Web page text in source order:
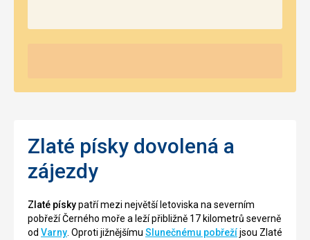
Zlaté písky dovolená a
zájezdy
Zlaté pískypatří mezi největší letoviska na severním
pobřeží Černého moře a leží přibližně 17 kilometrů severně
od Varny . Oproti jižnějšímu Slunečnému pobřežíjsou Zlaté